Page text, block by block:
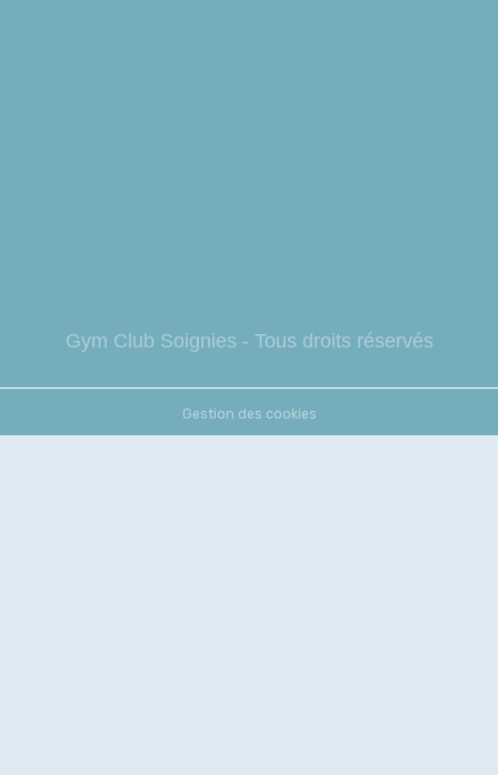
Gym Club Soignies - Tous droits réservés
Gestion des cookies